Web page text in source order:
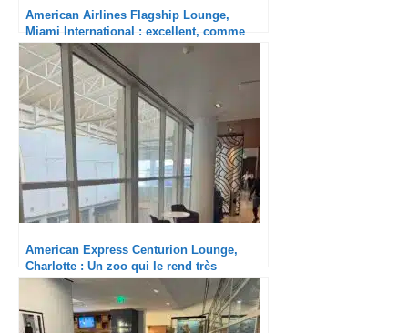
American Airlines Flagship Lounge,
Miami International : excellent, comme
toujours !
American Express Centurion Lounge,
Charlotte : Un zoo qui le rend très
désagréable